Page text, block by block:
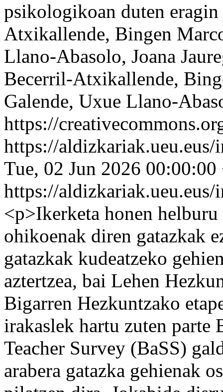
psikologikoan duten
Atxikallende, Bingen
Llano-Abasolo, Joana
Becerril-Atxikallende,
Galende, Uxue Llano-
https://
https://
Tue, 02 Jun 2026 00:00:00
https://
<p>Ikerketa honen helburu
ohikoenak diren gatazkak
gatazkak kudeatzeko
aztertzea, bai Lehen
Bigarren Hezkuntzako
irakaslek hartu zuten parte
Teacher Survey (BaSS)
arabera gatazka gehienak